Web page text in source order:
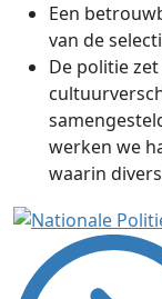
Een
van de
De politie
werken we
waarin